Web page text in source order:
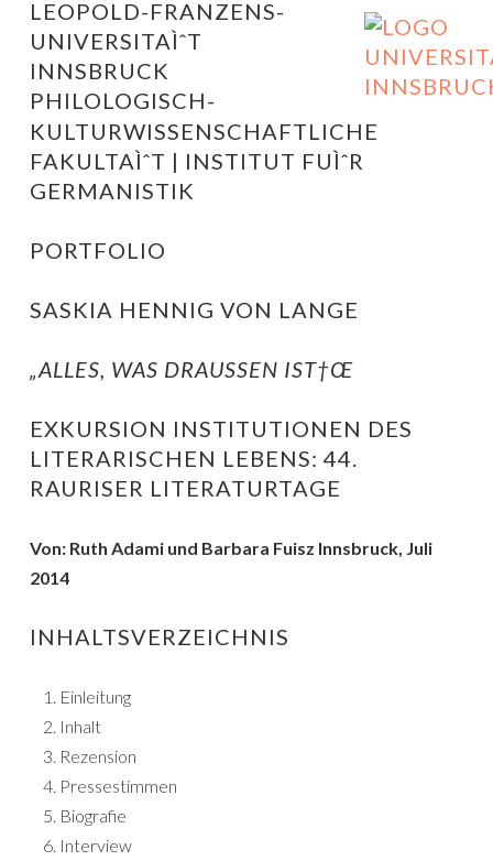
LEOPOLD-FRANZENS-
UNIVERSITAÌˆT
INNSBRUCK
PHILOLOGISCH-
KULTURWISSENSCHAFTLICHE
FAKULTAÌˆT | INSTITUT FUÌˆR
GERMANISTIK
PORTFOLIO
SASKIA HENNIG VON LANGE
„ALLES, WAS DRAUSSEN IST†Œ
EXKURSION INSTITUTIONEN DES
LITERARISCHEN LEBENS: 44.
RAURISER LITERATURTAGE
Von: Ruth Adami und Barbara Fuisz Innsbruck, Juli
2014
INHALTSVERZEICHNIS
Einleitung
Inhalt
Rezension
Pressestimmen
Biografie
Interview